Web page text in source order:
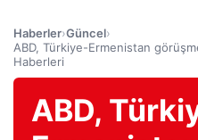
Haberler›Güncel›
ABD, Türkiye-Ermenistan
Haberleri
ABD,